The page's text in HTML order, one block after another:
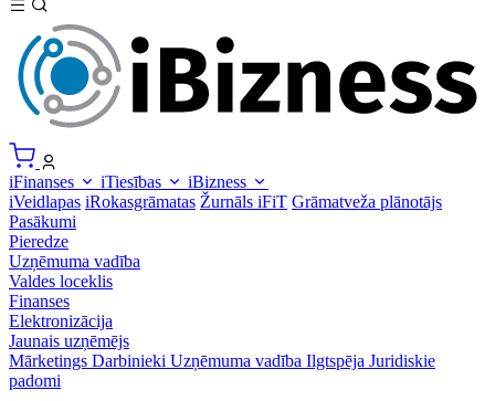
iFinanses iTiesības
iBizness
iVeidlapas iRokasgrāmatas Žurnāls iFiT Grāmatveža plānotājs
Pasākumi
Pieredze
Uzņēmuma vadība
Valdes loceklis
Finanses
Elektronizācija
Jaunais uzņēmējs
Mārketings Darbinieki Uzņēmuma vadība Ilgtspēja Juridiskie
padomi